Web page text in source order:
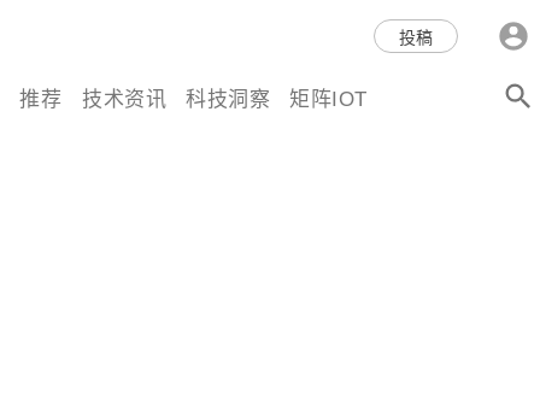
科技互联网,科技,资讯,动态,洞
察,量子,计算,AI,人工智能,机器
投稿
推荐 技术资讯 科技洞察 矩阵IOT